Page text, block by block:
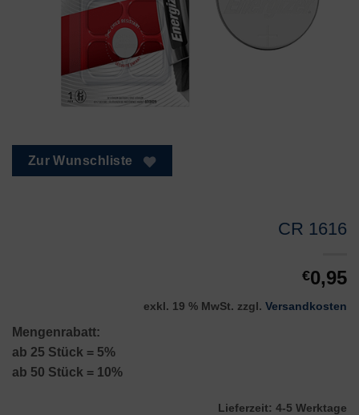
Zur Wunschliste
CR 1616
€0,95
exkl. 19 % MwSt. zzgl. Versandkosten
Mengenrabatt:
ab 25 Stück = 5%
ab 50 Stück = 10%
Lieferzeit: 4-5 Werktage